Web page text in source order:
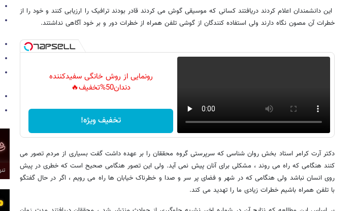
این دانشمندان اعلام کردند دریافتند کسانی که موسیقی گوش می کردند قادر بودند ترافیک را ارزیابی کنند و خود را از
خطرات آن مصون نگاه دارند ولی استفاده کنندگان از گوشی تلفن همراه از خطرات دور و بر خود آگاهی نداشتند.
رونمایی از روش خانگی سفیدکننده
دندان50%تخفیف🔥
تخفیف ویژه!
دکتر آرت کرامر استاد بخش روان شناسی که سرپرستی گروه محققان را بر عهده داشت گفت بسیاری از مردم تصور می
کنند هنگامی که راه می روند ، مشکلی برای آنان پیش نمی آید. ولی این تصور هنگامی صحیح است که خطری در پیش
روی انسان نباشد ولی هنگامی که در شهر و فضای پر سر و صدا و خطرناک خیابان ها راه می رویم ، اگر در حال گفتگو
با تلفن همراه باشیم خطرات زیادی ما را تهدید می کند.